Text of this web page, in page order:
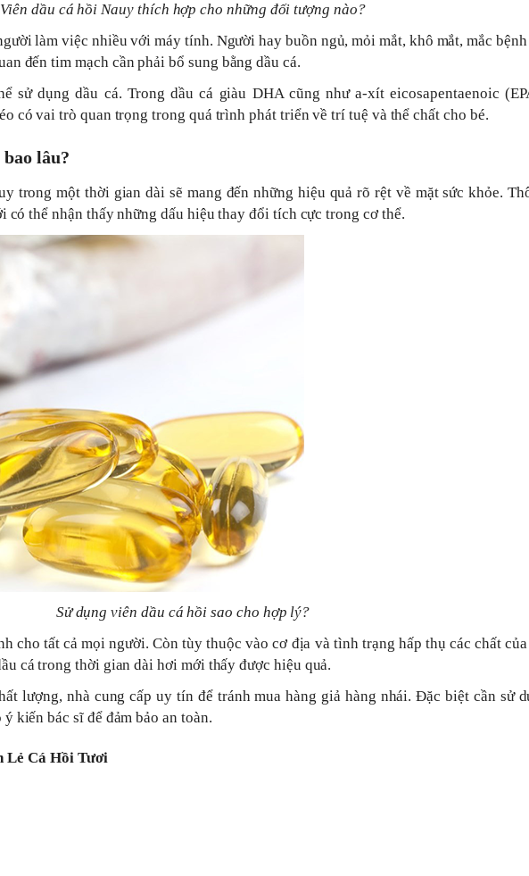
Viên dầu cá hồi Nauy thích hợp cho những đối tượng nào?
làm việc nhiều với máy tính. Người hay buồn ngủ, mỏi mắt, khô mắt, mắc
đến tim mạch cần phải bổ sung bằng dầu cá.
sử dụng dầu cá. Trong dầu cá giàu DHA cũng như a-xít eicosapentaenoic
có vai trò quan trọng trong quá trình phát triển về trí tuệ và thể chất cho bé.
lâu?
trong một thời gian dài sẽ mang đến những hiệu quả rõ rệt về mặt sức khỏe.
có thể nhận thấy những dấu hiệu thay đổi tích cực trong cơ thể.
Sử dụng viên dầu cá hồi sao cho hợp lý?
cho tất cả mọi người. Còn tùy thuộc vào cơ địa và tình trạng hấp thụ các chất
cá trong thời gian dài hơi mới thấy được hiệu quả.
lượng, nhà cung cấp uy tín để tránh mua hàng giả hàng nhái. Đặc biệt cần sử
kiến bác sĩ để đảm bảo an toàn.
Lẻ Cá Hồi Tươi